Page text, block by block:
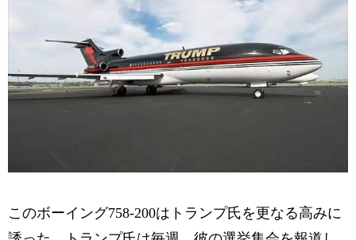
このボーイング758-200はトランプ氏を更なる高みに